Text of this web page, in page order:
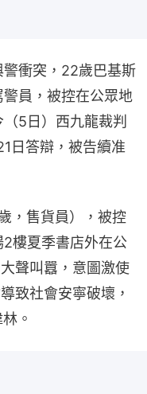
衝突，22歲巴基斯
員，被控在公眾地
5日）西九龍裁判
日答辯，被告續准
，售貨員），被控
樓夏季書店外在公
聲叫囂，意圖激使
致社會安寧破壞，
。